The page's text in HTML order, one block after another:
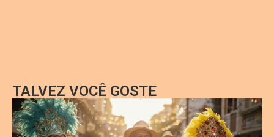
TALVEZ VOCÊ GOSTE